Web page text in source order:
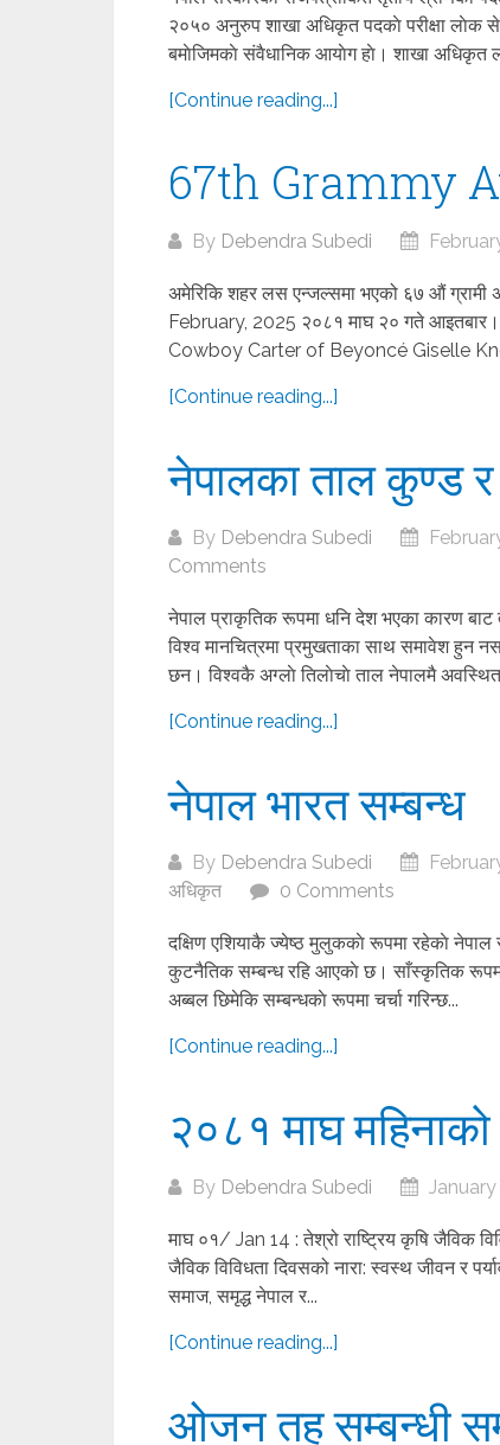
२०५० अनुरुप शाखा अधिकृत पदकाे परीक्षा लाेक
बमाेजिमकाे संवैधानिक आयाेग हाे। शाखा अधिकृत
[Continue reading...]
67th Grammy
By Debendra Subedi
अमेरिकि शहर लस एन्जल्समा भएको ६७ औं ग्रामी
February, 2025 २०८१ माघ २० गते
Cowboy Carter of Beyoncé Giselle
[Continue reading...]
नेपालका ताल कुण्ड
By Debendra Subedi
Comments
नेपाल प्राकृतिक रूपमा धनि देश भएका कारण
विश्व मानचित्रमा प्रमुखताका साथ समावेश हुन
छन। विश्वकै अग्लाे तिलाेचाे ताल नेपालमै
[Continue reading...]
नेपाल भारत सम्बन्ध
By Debendra Subedi
अधिकृत
0 Comments
दक्षिण एशियाकै ज्येष्ठ मुलुककाे रूपमा रहेकाे नेपाल
कुटनैतिक सम्बन्ध रहि आएकाे छ। साँस्कृतिक रूपमा
अब्बल छिमेकि सम्बन्धकाे रूपमा चर्चा गरिन्छ...
[Continue reading...]
२०८१ माघ
By Debendra Subedi January
माघ ०१/ Jan 14 : तेश्रो राष्ट्रिय कृषि जैविक
जैविक विविधता दिवसको नारा: स्वस्थ जीवन र
समाज, समृद्ध नेपाल र...
[Continue reading...]
ओजन तह सम्बन्धी